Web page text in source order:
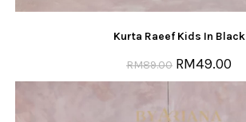
Kurta Raeef Kids In Black
RM89.00 RM49.00